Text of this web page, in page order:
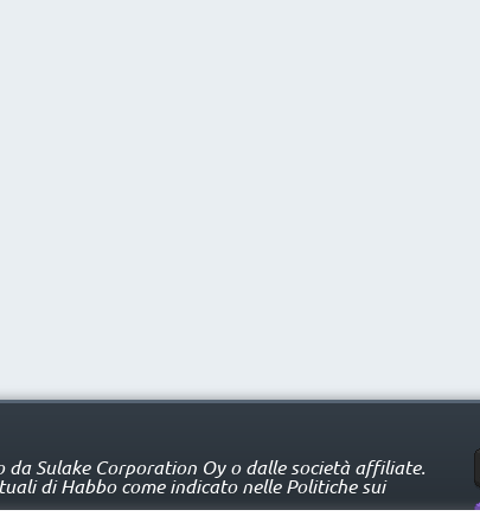
Sulake Corporation Oy o dalle società affiliate.
di Habbo come indicato nelle Politiche sui